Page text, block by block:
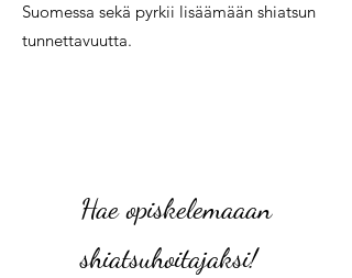
Suomessa sekä pyrkii lisäämään shiatsun
tunnettavuutta.
Hae opiskelemaaan
shiatsuhoitajaksi!